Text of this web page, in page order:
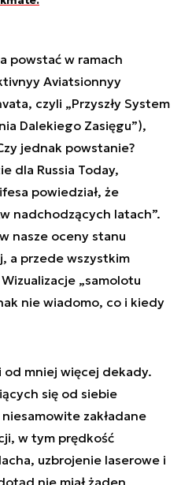
powstać w ramach
Aviatsionnyy
czyli „Przyszły System
Dalekiego Zasięgu”),
jednak powstanie?
dla Russia Today,
powiedział, że
nadchodzących latach”.
nasze oceny stanu
a przede wszystkim
„samolotu
nie wiadomo, co i kiedy
od mniej więcej dekady.
się od siebie
zakładane
w tym prędkość
uzbrojenie laserowe i